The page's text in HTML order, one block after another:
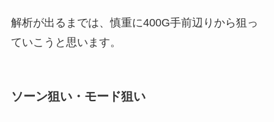
解析が出るまでは、慎重に400G手前辺りから狙っ
ていこうと思います。
ソーン狙い・モード狙い